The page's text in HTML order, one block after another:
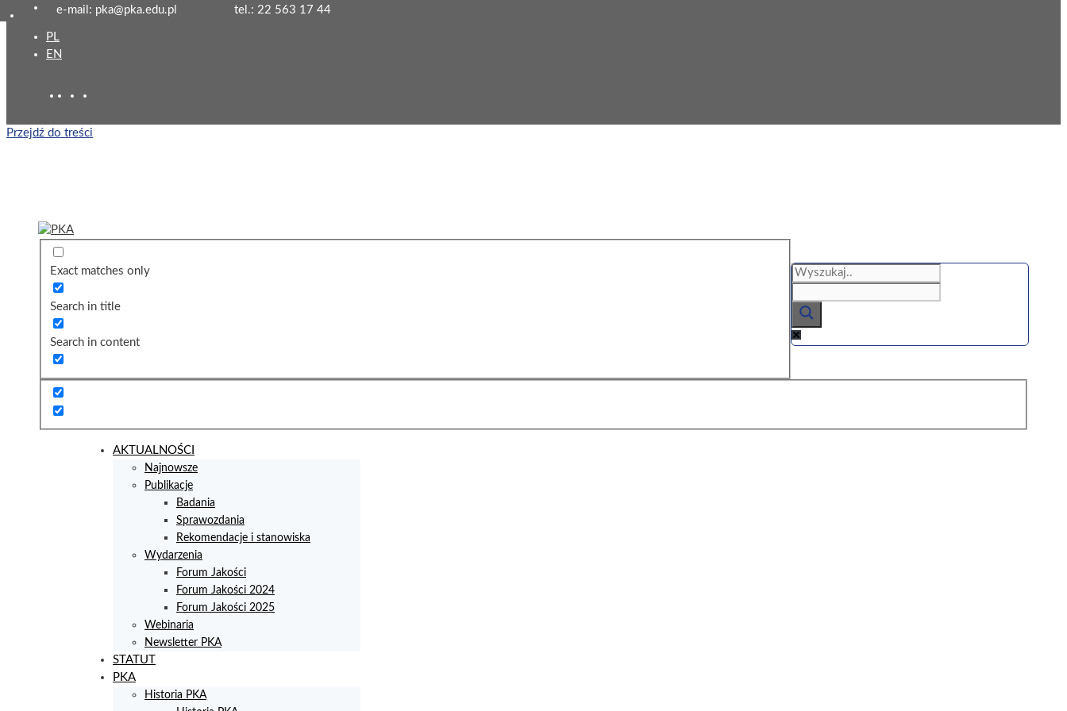
e-mail: pka@pka.edu.pl tel.: 22 563 17 44
PL
EN
Przejdź do treści
Exact matches only
Search in title
Search in content
AKTUALNOŚCI
Najnowsze
Publikacje
Badania
Sprawozdania
Rekomendacje i stanowiska
Wydarzenia
Forum Jakości
Forum Jakości 2024
Forum Jakości 2025
Webinaria
Newsletter PKA
STATUT
PKA
Historia PKA